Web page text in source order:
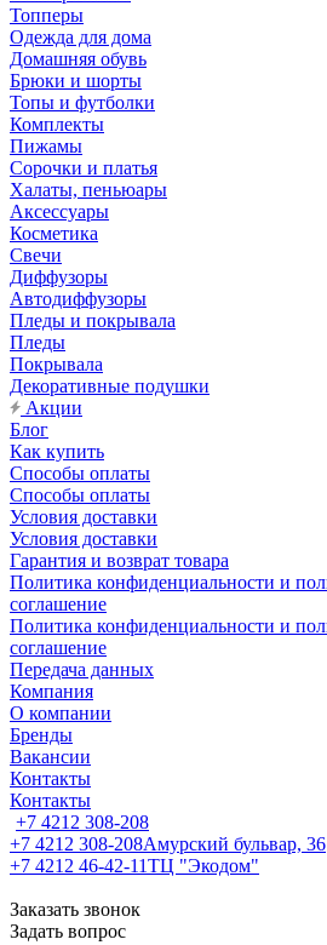
Топперы
Одежда для дома
Домашняя обувь
Брюки и шорты
Топы и футболки
Комплекты
Пижамы
Сорочки и платья
Халаты, пеньюары
Аксессуары
Косметика
Свечи
Диффузоры
Автодиффузоры
Пледы и покрывала
Пледы
Покрывала
Декоративные подушки
Акции
Блог
Как купить
Способы оплаты
Способы оплаты
Условия доставки
Условия доставки
Гарантия и возврат товара
Политика конфиденциальности и
соглашение
Политика конфиденциальности и
соглашение
Передача данных
Компания
О компании
Бренды
Вакансии
Контакты
Контакты
+7 4212 308-208
+7 4212 308-208Амурский бульвар, 36
+7 4212 46-42-11ТЦ "Экодом"
Заказать звонок
Задать вопрос